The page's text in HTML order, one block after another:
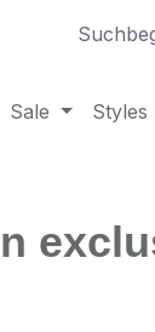
Sale Styles